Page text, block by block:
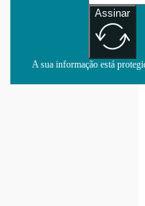
Assinar
A sua informação está